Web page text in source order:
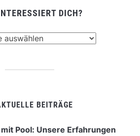
DICH?
BEITRÄGE
Pool: Unsere Erfahrungen